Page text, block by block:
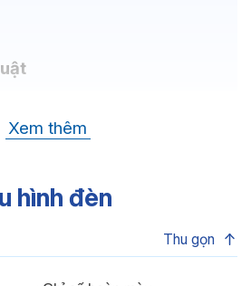
6500K, 4000K, 3500K,
CRI80
1380lm(N),
Xem thêm
hình đèn
Thu gọn